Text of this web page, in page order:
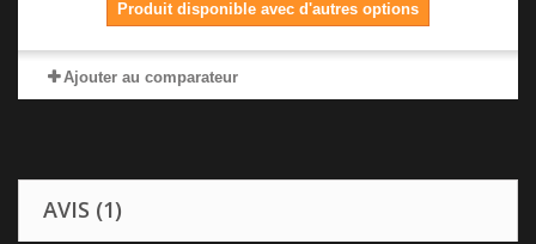
Produit disponible avec d'autres options
Ajouter au comparateur
AVIS (1)